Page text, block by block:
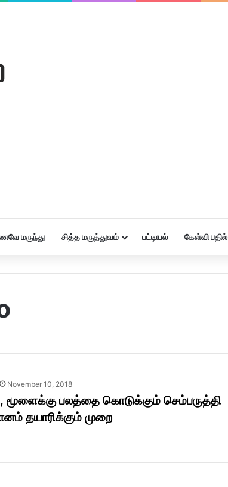
மருந்து சித்த மருத்துவம் பட்டியல் கேள்வி பதில்
November 10, 2018
பலத்தை கொடுக்கும் செம்பருத்தி
தயாரிக்கும் முறை